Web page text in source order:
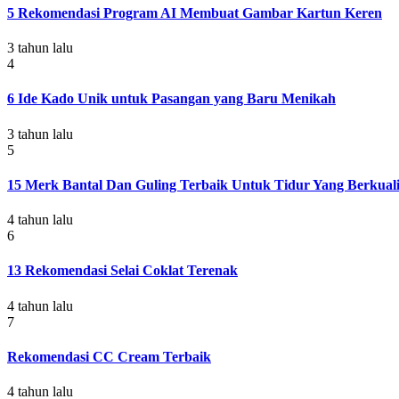
5 Rekomendasi Program AI Membuat Gambar Kartun Keren
3 tahun lalu
4
6 Ide Kado Unik untuk Pasangan yang Baru Menikah
3 tahun lalu
5
15 Merk Bantal Dan Guling Terbaik Untuk Tidur Yang
4 tahun lalu
6
13 Rekomendasi Selai Coklat Terenak
4 tahun lalu
7
Rekomendasi CC Cream Terbaik
4 tahun lalu